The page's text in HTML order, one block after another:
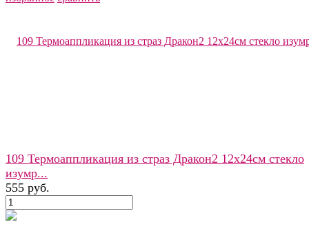
109 Термоаппликация из страз Дракон2 12х24см стекло
изумр...
555 руб.